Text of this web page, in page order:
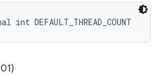
DEFAULT_THREAD_COUNT